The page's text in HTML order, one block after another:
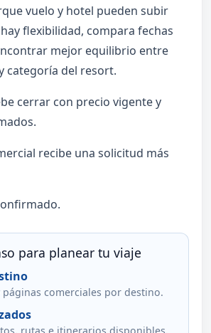
vuelo y hotel pueden subir
flexibilidad, compara fechas
mejor equilibrio entre
categoría del resort.
cerrar con precio vigente y
recibe una solicitud más
para planear tu viaje
páginas comerciales por destino.